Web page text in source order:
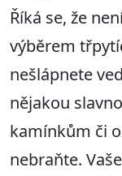
Říká se, že
výběrem
nešlápnete
nějakou
kamínkům či
nebraňte.